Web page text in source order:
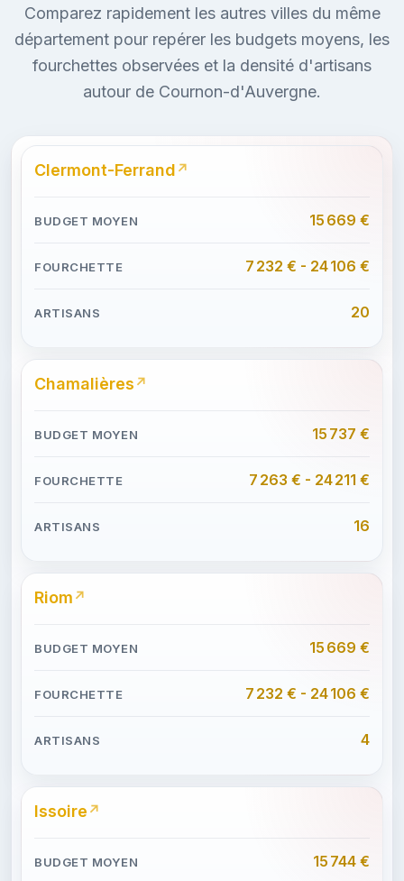
Comparez rapidement les autres villes du même
département pour repérer les budgets moyens, les
fourchettes observées et la densité d'artisans
autour de Cournon-d'Auvergne.
Clermont-Ferrand
15 669 €
7 232 € - 24 106 €
20
Chamalières
15 737 €
7 263 € - 24 211 €
16
Riom
15 669 €
7 232 € - 24 106 €
4
Issoire
15 744 €